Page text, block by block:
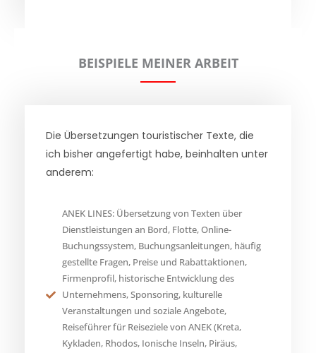
BEISPIELE MEINER ARBEIT
Die Übersetzungen touristischer Texte, die
ich bisher angefertigt habe, beinhalten unter
anderem:
ANEK LINES: Übersetzung von Texten über
Dienstleistungen an Bord, Flotte, Online-
Buchungssystem, Buchungsanleitungen, häufig
gestellte Fragen, Preise und Rabattaktionen,
Firmenprofil, historische Entwicklung des
Unternehmens, Sponsoring, kulturelle
Veranstaltungen und soziale Angebote,
Reiseführer für Reiseziele von ANEK (Kreta,
Kykladen, Rhodos, Ionische Inseln, Piräus,